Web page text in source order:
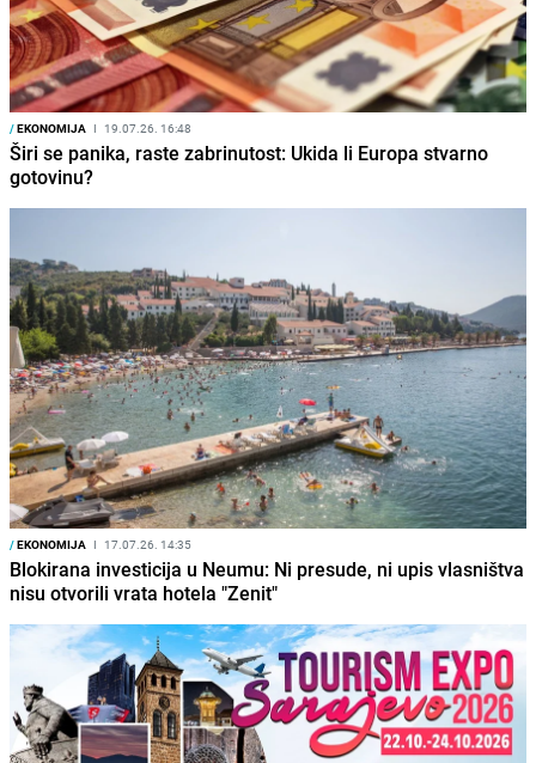
/EKONOMIJA I 19.07.26. 16:48
Širi se panika, raste zabrinutost: Ukida li Europa stvarno
gotovinu?
/EKONOMIJA I 17.07.26. 14:35
Blokirana investicija u Neumu: Ni presude, ni upis vlasništva
nisu otvorili vrata hotela "Zenit"